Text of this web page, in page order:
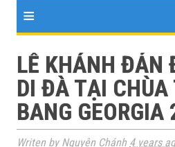
≡
LỄ KHÁNH ĐẢN
DI ĐÀ TẠI CHÙA
BANG GEORGIA
Writen by Nguyên Chánh 4 years